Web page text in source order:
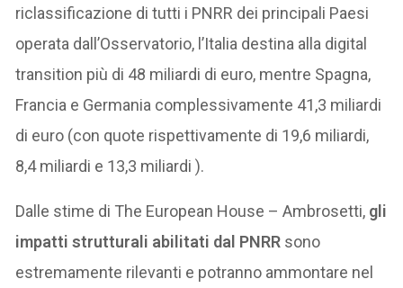
riclassificazione di tutti i PNRR dei principali Paesi
operata dall’Osservatorio, l’Italia destina alla digital
transition più di 48 miliardi di euro, mentre Spagna,
Francia e Germania complessivamente 41,3 miliardi
di euro (con quote rispettivamente di 19,6 miliardi,
8,4 miliardi e 13,3 miliardi ).
Dalle stime di The European House – Ambrosetti, gli
impatti strutturali abilitati dal PNRR sono
estremamente rilevanti e potranno ammontare nel